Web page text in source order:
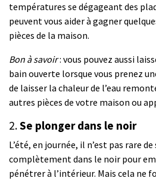
températures se dégageant des
peuvent vous aider à gagner
pièces de la maison.
Bon à savoir: vous pouvez aussi
bain ouverte lorsque vous prenez
de laisser la chaleur de l’eau
autres pièces de votre maison ou
2.Se plonger dans le noir
L’été, en journée, il n’est pas rare
complètement dans le noir pour
pénétrer à l’intérieur. Mais cela ne